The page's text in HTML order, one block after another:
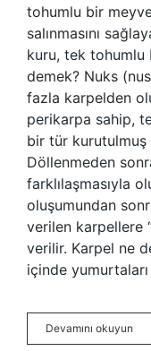
tohumlu bir
salınmasını
kuru, tek tohumlu
demek? Nuks
fazla karpelden
perikarpa sahip,
bir tür kurutulmuş
Döllenmeden
farklılaşmasıyla
oluşumundan
verilen karpellere
verilir. Karpel ne
içinde
Devamını okuyun
Ne